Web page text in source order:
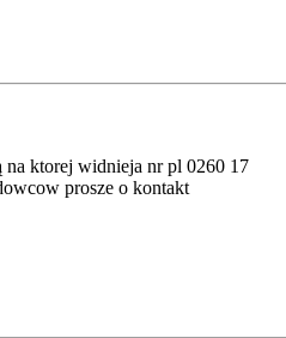
na ktorej widnieja nr pl 0260 17
prosze o kontakt